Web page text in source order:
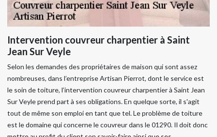
Intervention couvreur charpentier à Saint
Jean Sur Veyle
Selon les demandes des propriétaires de maison qui sont assez
nombreuses, dans l’entreprise Artisan Pierrot, dont le service est
le soin de toiture, l’intervention couvreur charpentier à Saint Jean
Sur Veyle prend part à ses obligations. En quelque sorte, il s'agit
tout de même son emploi en tant que tel. Le problème de toiture
est le domaine qui concerne le couvreur dans le 01290. Il doit donc